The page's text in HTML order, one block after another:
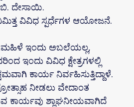
ದೇಸಾಯಿ.
ವಿವಿಧ ಸ್ಪರ್ಧೆಗಳ ಆಯೋಜನೆ.
ಇಂದು ಅಬಲೆಯಲ್ಲ,
ಇಂದು ವಿವಿಧ ಕ್ಷೇತ್ರಗಳಲ್ಲಿ
ಕಾರ್ಯ ನಿರ್ವಹಿಸುತ್ತಿದ್ದಾಳೆ.
ನೀಡಲು ವೇದಾಂತ
ಕಾರ್ಯವು ಶ್ಲಾಘನೀಯವಾಗಿದೆ